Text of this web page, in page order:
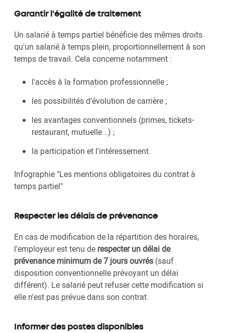
Garantir l'égalité de traitement
Un salarié à temps partiel bénéficie des mêmes droits
qu'un salarié à temps plein, proportionnellement à son
temps de travail. Cela concerne notamment :
l'accès à la formation professionnelle ;
les possibilités d'évolution de carrière ;
les avantages conventionnels (primes, tickets-
restaurant, mutuelle...) ;
la participation et l'intéressement.
Infographie "Les mentions obligatoires du contrat à
temps partiel"
Respecter les délais de prévenance
En cas de modification de la répartition des horaires,
l'employeur est tenu de respecter un délai de
prévenance minimum de 7 jours ouvrés (sauf
disposition conventionnelle prévoyant un délai
différent). Le salarié peut refuser cette modification si
elle n'est pas prévue dans son contrat.
Informer des postes disponibles